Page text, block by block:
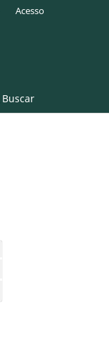
Buscar
Acesso